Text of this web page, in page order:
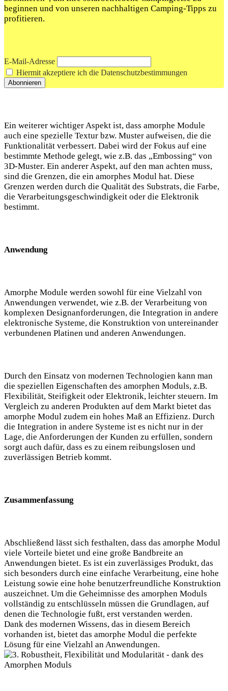
beginnen und von unseren nachhaltigen Camping-Tipps zu
profitieren.
E-Mail-Adresse
Hiermit akzeptiere ich die Datenschutzbestimmungen
Ein weiterer wichtiger Aspekt ist, dass amorphe Module
auch eine spezielle Textur bzw. Muster aufweisen, die die
Funktionalität verbessert. Dabei wird der Fokus auf eine
bestimmte Methode gelegt, wie z.B. das „Embossing“ von
3D-Muster. Ein anderer Aspekt, auf den man achten muss,
sind die Grenzen, die ein amorphes Modul hat. Diese
Grenzen werden durch die Qualität des Substrats, die Farbe,
die Verarbeitungsgeschwindigkeit oder die Elektronik
bestimmt.
Anwendung
Amorphe Module werden sowohl für eine Vielzahl von
Anwendungen verwendet, wie z.B. der Verarbeitung von
komplexen Designanforderungen, die Integration in andere
elektronische Systeme, die Konstruktion von untereinander
verbundenen Platinen und anderen Anwendungen.
Durch den Einsatz von modernen Technologien kann man
die speziellen Eigenschaften des amorphen Moduls, z.B.
Flexibilität, Steifigkeit oder Elektronik, leichter steuern. Im
Vergleich zu anderen Produkten auf dem Markt bietet das
amorphe Modul zudem ein hohes Maß an Effizienz. Durch
die Integration in andere Systeme ist es nicht nur in der
Lage, die Anforderungen der Kunden zu erfüllen, sondern
sorgt auch dafür, dass es zu einem reibungslosen und
zuverlässigen Betrieb kommt.
Zusammenfassung
Abschließend lässt sich festhalten, dass das amorphe Modul
viele Vorteile bietet und eine große Bandbreite an
Anwendungen bietet. Es ist ein zuverlässiges Produkt, das
sich besonders durch eine einfache Verarbeitung, eine hohe
Leistung sowie eine hohe benutzerfreundliche Konstruktion
auszeichnet. Um die Geheimnisse des amorphen Moduls
vollständig zu entschlüsseln müssen die Grundlagen, auf
denen die Technologie fußt, erst verstanden werden.
Dank des modernen Wissens, das in diesem Bereich
vorhanden ist, bietet das amorphe Modul die perfekte
Lösung für eine Vielzahl an Anwendungen.